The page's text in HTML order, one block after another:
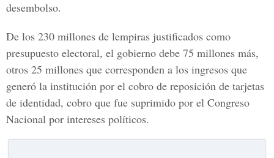
desembolso.
De los 230 millones de lempiras justificados como
presupuesto electoral, el gobierno debe 75 millones más,
otros 25 millones que corresponden a los ingresos que
generó la institución por el cobro de reposición de tarjetas
de identidad, cobro que fue suprimido por el Congreso
Nacional por intereses políticos.